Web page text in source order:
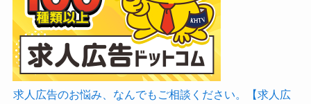
求人広告のお悩み、なんでもご相談ください。【求人広